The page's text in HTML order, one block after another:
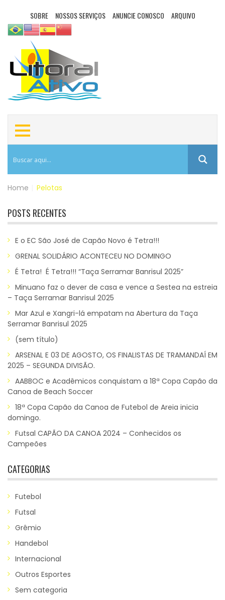
SOBRE NOSSOS SERVIÇOS ANUNCIE CONOSCO ARQUIVO
Home Pelotas
POSTS RECENTES
E o EC São José de Capão Novo é Tetra!!!
GRENAL SOLIDÁRIO ACONTECEU NO DOMINGO
É Tetra! É Tetra!!! “Taça Serramar Banrisul 2025”
Minuano faz o dever de casa e vence a Sestea na estreia
– Taça Serramar Banrisul 2025
Mar Azul e Xangri-lá empatam na Abertura da Taça
Serramar Banrisul 2025
(sem título)
ARSENAL E 03 DE AGOSTO, OS FINALISTAS DE TRAMANDAÍ EM
2025 – SEGUNDA DIVISÃO.
AABBOC e Acadêmicos conquistam a 18ª Copa Capão da
Canoa de Beach Soccer
18ª Copa Capão da Canoa de Futebol de Areia inicia
domingo.
Futsal CAPÃO DA CANOA 2024 – Conhecidos os
Campeões
CATEGORIAS
Futebol
Futsal
Grêmio
Handebol
Internacional
Outros Esportes
Sem categoria